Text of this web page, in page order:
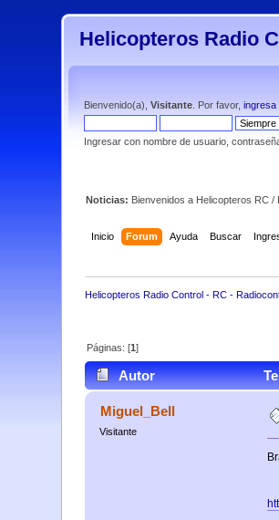
Helicopteros Radio
Bienvenido(a),Visitante . Por favor,ingresa
Ingresar con nombre de usuario,
Noticias: Bienvenidos a Helicopteros RC /
Inicio Forum Ayuda Buscar
Helicopteros Radio Control - RC -
Páginas: [1]
Autor
Miguel_Bell
Visitante